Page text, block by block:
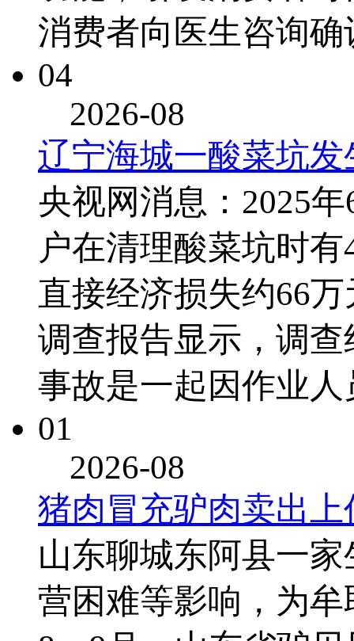
消费者向医生咨询
04
2026-08
辽宁海城一酸菜坑
央视网消息：2025
户在清理酸菜坑时
直接经济损失约66
调查报告显示，调查
事故是一起因作业
01
2026-08
猪肉冒充驴肉卖出
山东聊城东阿县一
营困难等影响，为